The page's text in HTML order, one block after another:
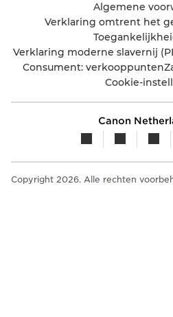
Algemene
Verklaring omtrent het
Verklaring moderne slavernij
Consument: verkooppunten
Cookie-
Canon
Copyright 2026. Alle rechten